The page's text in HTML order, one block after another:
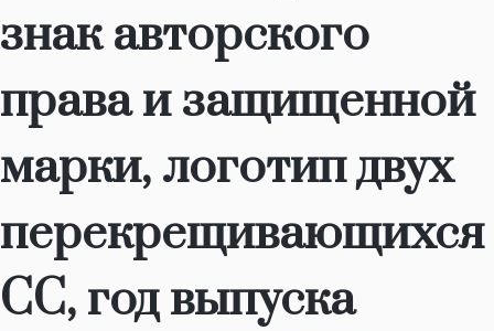
знак авторского
права и защищенной
марки, логотип двух
перекрещивающихся
СС, год выпуска